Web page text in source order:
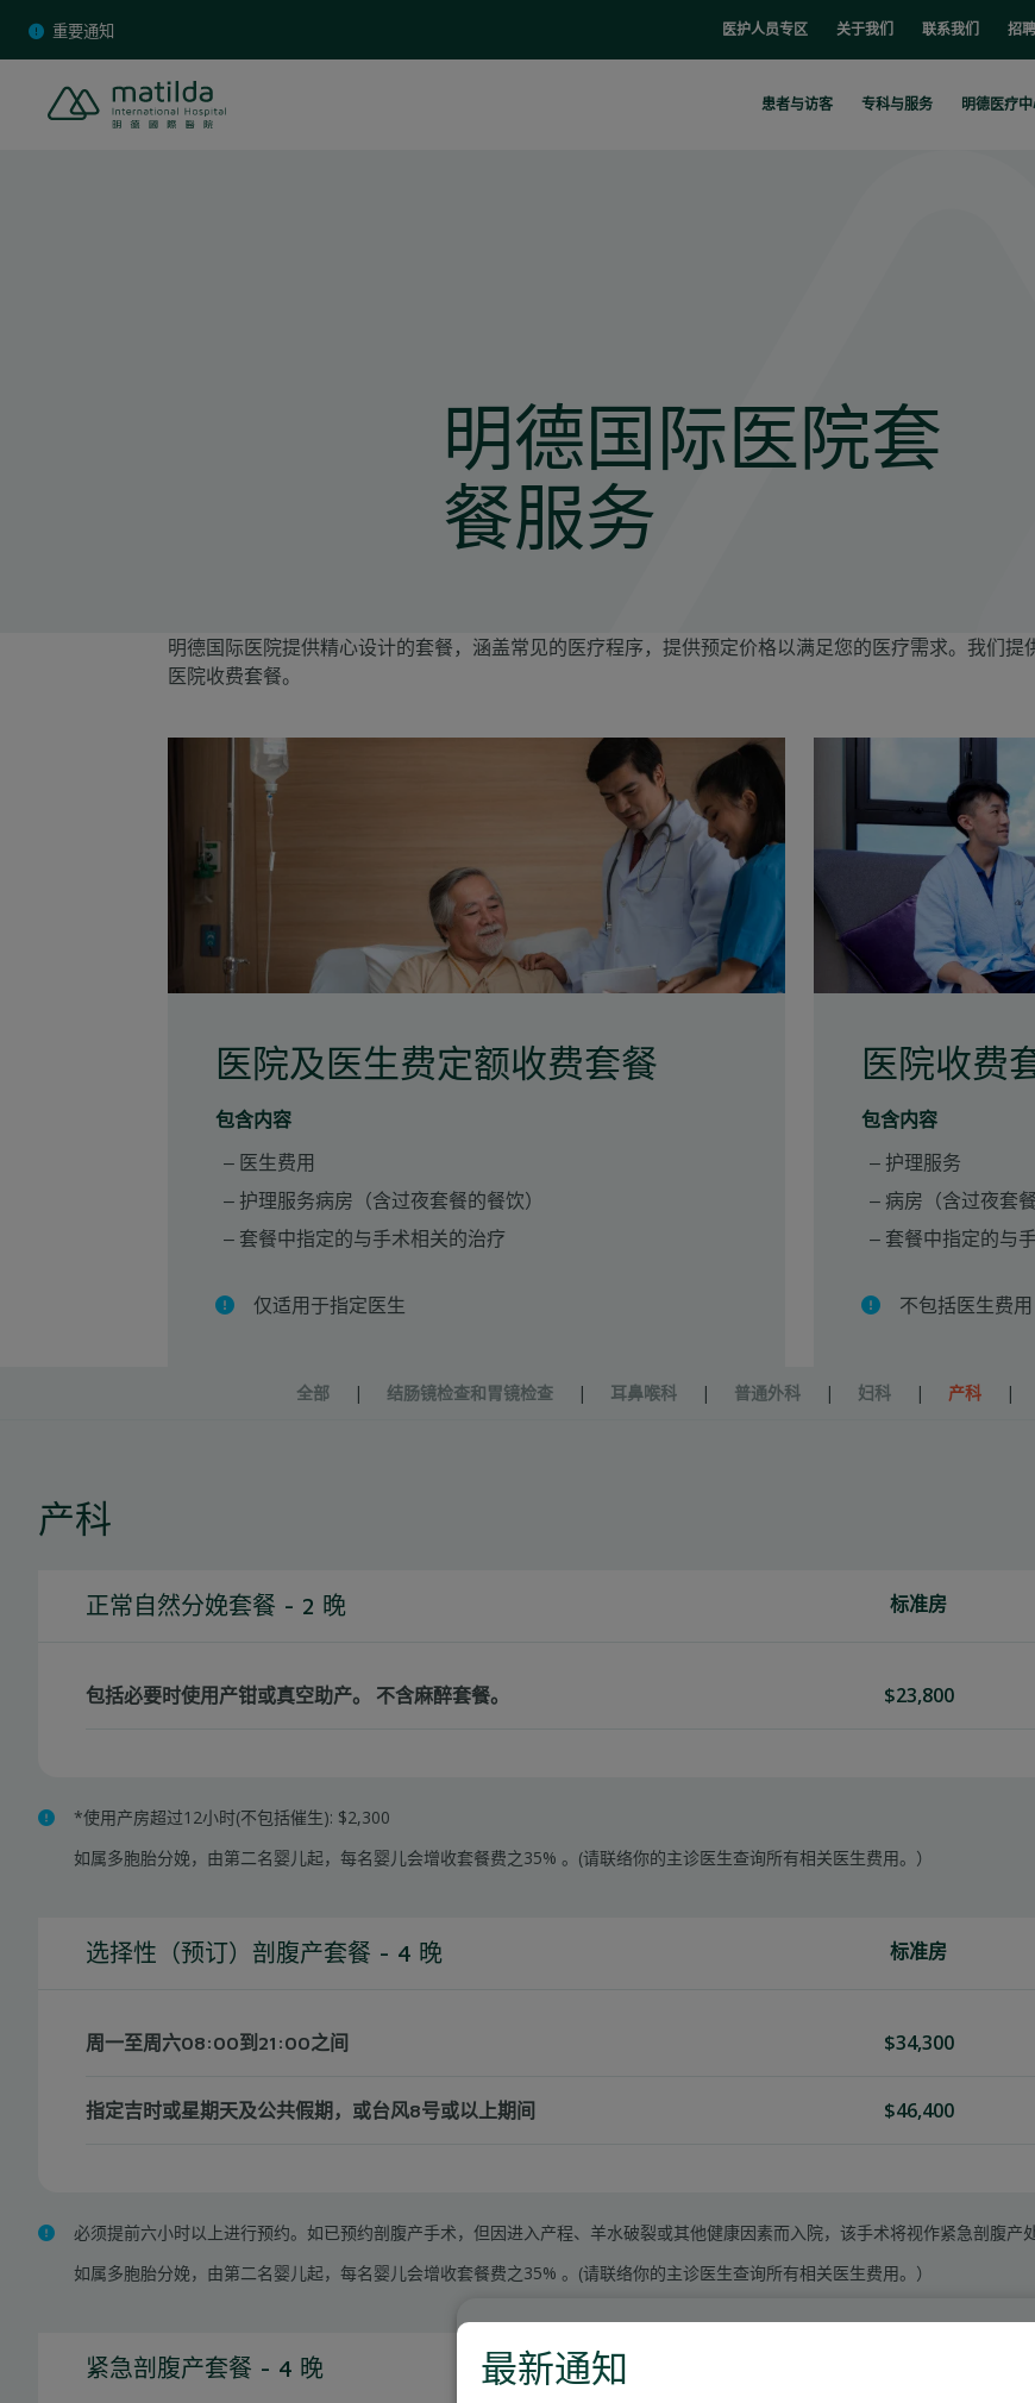
重要通知 医护人员专区 关于我们 联系我们 招
患者与访客
专科与服务 明德医疗
明德国际医院套
餐服务
明德国际医院提供精心设计的套餐，涵盖常见的医疗程序，提供预定价格以满足您的医疗需求。我们
医院收费套餐。
医院及医生费定额收费套餐
包含内容
医生费用
护理服务病房（含过夜套餐的餐饮）
套餐中指定的与手术相关的治疗
仅适用于指定医生
医院收费
包含内容
护理服务
病房（含过夜套餐
套餐中指定的与
不包括医生费用
全部 | 结肠镜检查和胃镜检查 | 耳鼻喉科 | 普通外科 | 妇科 | 产科 |
产科
正常自然分娩套餐 - 2 晚 标准房
包括必要时使用产钳或真空助产。 不含麻醉套餐。 $23,800
*使用产房超过12小时(不包括催生): $2,300
如属多胞胎分娩，由第二名婴儿起，每名婴儿会增收套餐费之35% 。(请联络你的主诊医生查询所有相关医生费用。）
选择性（预订）剖腹产套餐 - 4 晚 标准房
周一至周六08:00到21:00之间 $34,300
指定吉时或星期天及公共假期，或台风8号或以上期间 $46,400
必须提前六小时以上进行预约。如已预约剖腹产手术，但因进入产程、羊水破裂或其他健康因素而入院，该手术将视作紧急剖腹产处
如属多胞胎分娩，由第二名婴儿起，每名婴儿会增收套餐费之35% 。(请联络你的主诊医生查询所有相关医生费用。）
紧急剖腹产套餐 - 4 晚 最新通知